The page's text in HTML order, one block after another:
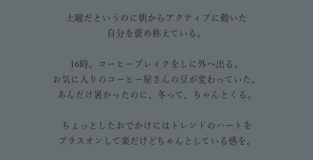
土曜だというのに朝からアクティブに動いた
自分を褒め称えている。
16時。コーヒーブレイクをしに外へ出る。
お気に入りのコーヒー屋さんの豆が変わっていた。
あんだけ暑かったのに、冬って、ちゃんとくる。
ちょっとしたおでかけにはトレンドのハートを
プラスオンして楽だけどちゃんとしている感を。